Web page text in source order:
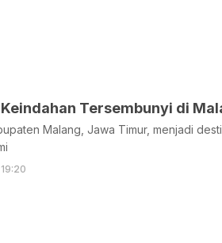
Tersembunyi di
Malang, Jawa Timur, menjadi